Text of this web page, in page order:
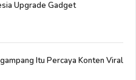
Upgrade Gadget
Itu Percaya Konten Viral